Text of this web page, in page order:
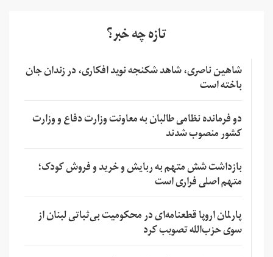
تازه چه خبر؟
شاهین ناصری، شاهد شکنجه نوید افکاری، در زندان جان
باخته است
دو فرمانده نظامی طالبان به معاونت وزارت دفاع و وزارت
کشور منصوب شدند
بازداشت شش متهم به ربایش و خرید و فروش کودک؛
متهم اصلی فراری است
پارلمان اروپا قطعنامه‌ای در محکومیت بی‌ثباتی لبنان از
سوی حزب‌الله تصویب کرد